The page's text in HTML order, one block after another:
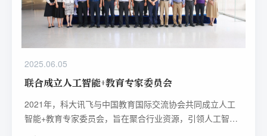
2025.06.05
联合成立人工智能+教育专家委员会
2021年，科大讯飞与中国教育国际交流协会共同成立人工
智能+教育专家委员会，旨在聚合行业资源，引领人工智能